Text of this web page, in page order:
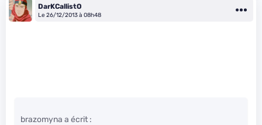
DarKCallistO
Le 26/12/2013 à 08h48
brazomyna a écrit :